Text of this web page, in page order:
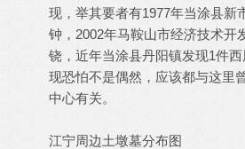
现，举其要者有1977年当涂县新
钟，2002年马鞍山市经济技术开
铙，近年当涂县丹阳镇发现1件
现恐怕不是偶然，应该都与这里
中心有关。
江宁周边土墩墓分布图